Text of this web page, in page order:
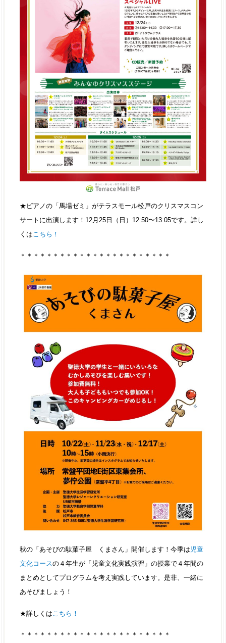
★ピアノの「馬場ゼミ」がテラスモール松戸のクリスマスコン
サートに出演します！12月25日（日）12:50〜13:05です。詳し
くはこちら！
＊＊＊＊＊＊＊＊＊＊＊＊＊＊＊＊＊＊＊＊＊＊＊
秋の「あそびの駄菓子屋 くまさん」開催します！今季は 児童
文化コースの４年生が「児童文化実践演習」の授業で４年間の
まとめとしてプログラムを考え実践しています。是非、一緒に
あそびましょう！
★詳しくは こちら！
＊＊＊＊＊＊＊＊＊＊＊＊＊＊＊＊＊＊＊＊＊＊＊